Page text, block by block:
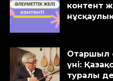
контент
Отаршыл
үні:
туралы